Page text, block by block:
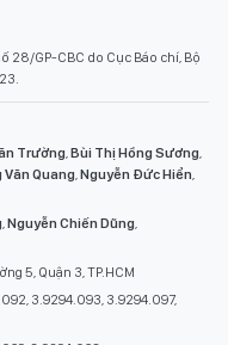
28/GP-CBC do Cục Báo chí, Bộ
Trường Bùi Thị Hồng Sương
Văn Quang Nguyễn Đức Hiển
Nguyễn Chiến Dũng
5, Quận 3, TP.HCM
3.9294.093, 3.9294.097,